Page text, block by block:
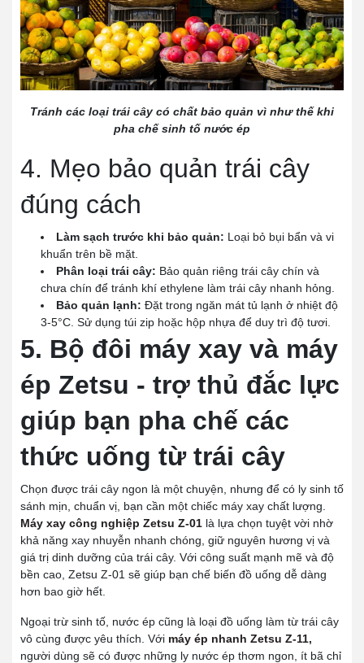
Tránh các loại trái cây có chất bảo quản vì như thế khi
pha chế sinh tố nước ép
4. Mẹo bảo quản trái cây
đúng cách
Làm sạch trước khi bảo quản: Loại bỏ bụi bẩn và vi
khuẩn trên bề mặt.
Phân loại trái cây: Bảo quản riêng trái cây chín và
chưa chín để tránh khí ethylene làm trái cây nhanh hỏng.
Bảo quản lạnh: Đặt trong ngăn mát tủ lạnh ở nhiệt độ
3-5°C. Sử dụng túi zip hoặc hộp nhựa để duy trì độ tươi.
5. Bộ đôi máy xay và máy
ép Zetsu - trợ thủ đắc lực
giúp bạn pha chế các
thức uống từ trái cây
Chọn được trái cây ngon là một chuyện, nhưng để có ly sinh tố
sánh mịn, chuẩn vị, bạn cần một chiếc máy xay chất lượng.
Máy xay công nghiệp Zetsu Z-01 là lựa chọn tuyệt vời nhờ
khả năng xay nhuyễn nhanh chóng, giữ nguyên hương vị và
giá trị dinh dưỡng của trái cây. Với công suất mạnh mẽ và độ
bền cao, Zetsu Z-01 sẽ giúp bạn chế biến đồ uống dễ dàng
hơn bao giờ hết.
Ngoại trừ sinh tố, nước ép cũng là loại đồ uống làm từ trái cây
vô cùng được yêu thích. Với máy ép nhanh Zetsu Z-11,
người dùng sẽ có được những ly nước ép thơm ngon, ít bã chỉ